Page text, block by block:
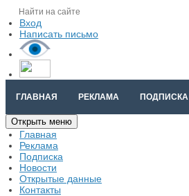
Вход
Написать письмо
ГЛАВНАЯ РЕКЛАМА ПОДПИСКА
Открыть меню
Главная
Реклама
Подписка
Новости
Открытые данные
Контакты